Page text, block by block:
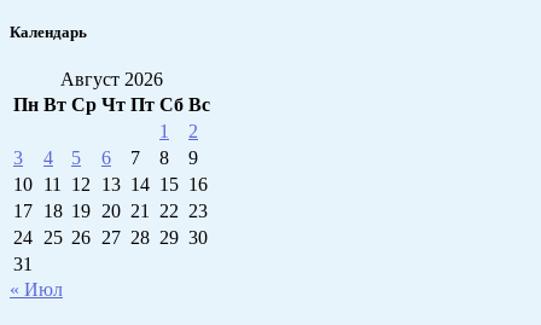
Календарь
Август 2026
Пн Вт Ср Чт Пт Сб Вс
1
2
3
4 5 6 7 8
9
10 11 12 13 14 15 16
17 18 19 20 21 22 23
24 25 26 27 28 29 30
31
« Июл